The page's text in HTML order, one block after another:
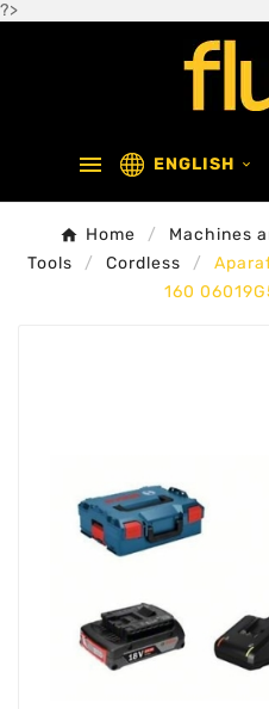
?>
 ENGLISH 
Home Machines
Tools
Cordless
160